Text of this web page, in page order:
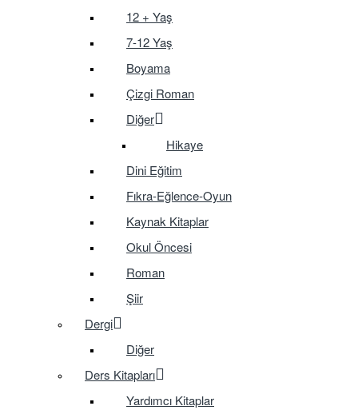
12 + Yaş
7-12 Yaş
Boyama
Çizgi Roman
Diğer
Hikaye
Dini Eğitim
Fıkra-Eğlence-Oyun
Kaynak Kitaplar
Okul Öncesi
Roman
Şiir
Dergi
Diğer
Ders Kitapları
Yardımcı Kitaplar